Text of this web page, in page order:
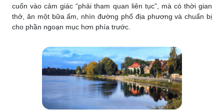
cuốn vào cảm giác “phải tham quan liên tục”, mà có thời gian
thở, ăn một bữa ấm, nhìn đường phố địa phương và chuẩn bị
cho phần ngoạn mục hơn phía trước.